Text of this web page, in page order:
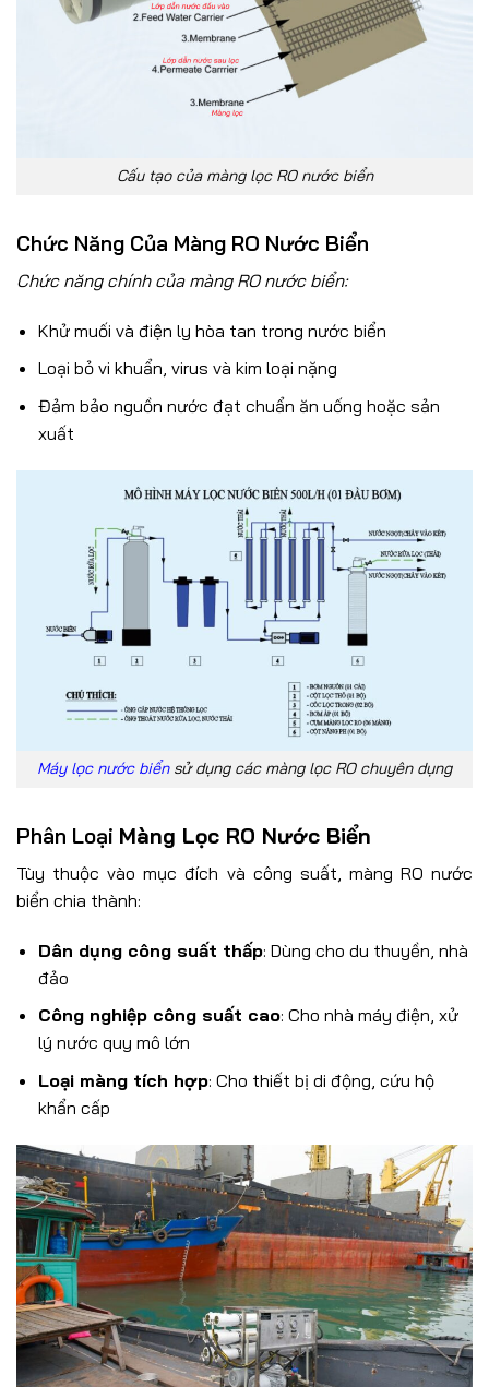
Cấu tạo của màng lọc RO nước biển
Chức Năng Của Màng RO Nước Biển
Chức năng chính của màng RO nước biển:
Khử muối và điện ly hòa tan trong nước biển
Loại bỏ vi khuẩn, virus và kim loại nặng
Đảm bảo nguồn nước đạt chuẩn ăn uống hoặc sản
xuất
Máy lọc nước biểnsử dụng các màng lọc RO chuyên dụng
Phân Loại Màng Lọc RO Nước Biển
Tùy thuộc vào mục đích và công suất, màng RO nước
biển chia thành:
Dân dụng công suất thấp: Dùng cho du thuyền, nhà
đảo
Công nghiệp công suất cao: Cho nhà máy điện, xử
lý nước quy mô lớn
Loại màng tích hợp: Cho thiết bị di động, cứu hộ
khẩn cấp